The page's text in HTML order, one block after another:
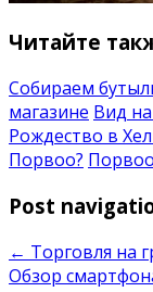
Читайте
Собираем
магазине Вид
Рождество в
Порвоо? Порвоо
Post
← Торговля на
Обзор